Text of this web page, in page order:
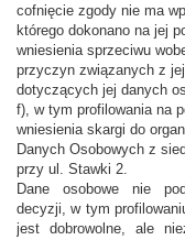
cofnięcie zgody nie ma
którego dokonano na jej
wniesienia sprzeciwu
przyczyn związanych z
dotyczących jej danych
f), w tym profilowania na
wniesienia skargi do
Danych Osobowych z
przy ul. Stawki 2.
Dane osobowe nie
decyzji, w tym
jest dobrowolne, ale